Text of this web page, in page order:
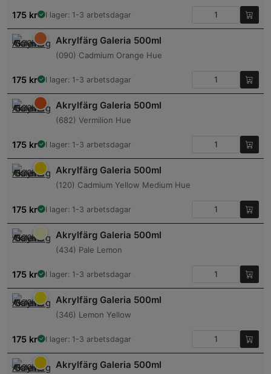
175 kr I lager: 1-3 arbetsdagar
Akrylfärg Galeria 500ml
(090) Cadmium Orange Hue
175 kr I lager: 1-3 arbetsdagar
Akrylfärg Galeria 500ml
(682) Vermilion Hue
175 kr I lager: 1-3 arbetsdagar
Akrylfärg Galeria 500ml
(120) Cadmium Yellow Medium Hue
175 kr I lager: 1-3 arbetsdagar
Akrylfärg Galeria 500ml
(434) Pale Lemon
175 kr I lager: 1-3 arbetsdagar
Akrylfärg Galeria 500ml
(346) Lemon Yellow
175 kr I lager: 1-3 arbetsdagar
Akrylfärg Galeria 500ml